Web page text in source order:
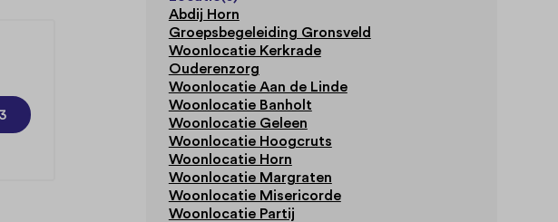
Abdij Horn
Groepsbegeleiding Gronsveld
Woonlocatie Kerkrade
Ouderenzorg
Woonlocatie Aan de Linde
Woonlocatie Banholt
Woonlocatie Geleen
Woonlocatie Hoogcruts
Woonlocatie Horn
Woonlocatie Margraten
Woonlocatie Misericorde
Woonlocatie Partij